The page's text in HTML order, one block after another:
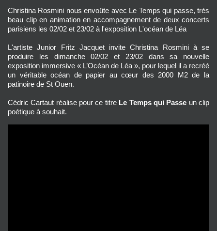
Christina Rosmini nous envoûte avec Le Temps qui passe, très
beau clip en animation en accompagnement de deux concerts
parisiens les 02/02 et 23/02 à l'exposition L'océan de Léa
L'artiste Junior Fritz Jacquet invite Christina Rosmini à se
produire les dimanche 02/02 et 23/02 dans sa nouvelle
exposition immersive « L’Océan de Léa », pour lequel il a recréé
un véritable océan de papier au cœur des 2000 M2 de la
patinoire de St Ouen.
Cédric Cartaut réalise pour ce titreLe Temps qui Passe un clip
poétique à souhait.